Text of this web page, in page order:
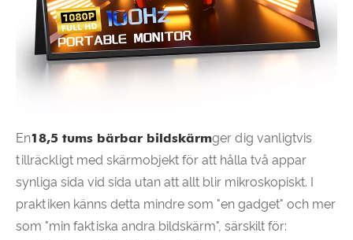
En18,5 tums bärbar bildskärmger dig vanligtvis
tillräckligt med skärmobjekt för att hålla två appar
synliga sida vid sida utan att allt blir mikroskopiskt. I
praktiken känns detta mindre som "en gadget" och mer
som "min faktiska andra bildskärm", särskilt för: